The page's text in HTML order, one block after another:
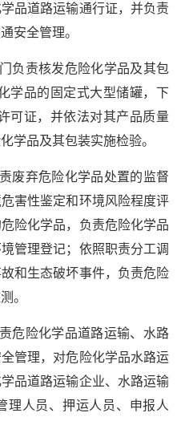
品道路运输通行证，并负责
安全管理。
负责核发危险化学品及其包
学品的固定式大型储罐，下
可证，并依法对其产品质量
学品及其包装实施检验。
废弃危险化学品处置的监督
害性鉴定和环境风险程度评
险化学品，负责危险化学品
管理登记；依照职责分工调
和生态破坏事件，负责危险
。
危险化学品道路运输、水路
管理，对危险化学品水路运
品道路运输企业、水路运输
理人员、押运人员、申报人